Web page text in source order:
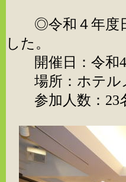
◎令和４年度日
した。
開催日：令和4
場所：ホテル
参加人数：23